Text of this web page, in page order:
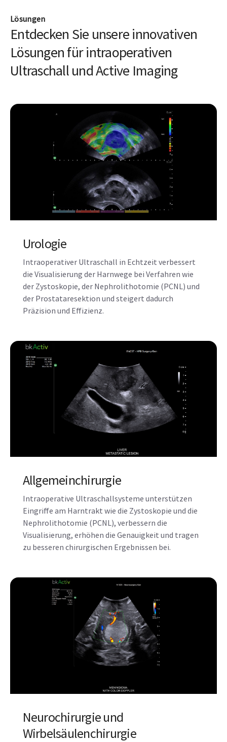
Lösungen
Entdecken Sie unsere innovativen
Lösungen für intraoperativen
Ultraschall und Active Imaging
Urologie
Intraoperativer Ultraschall in Echtzeit verbessert
die Visualisierung der Harnwege bei Verfahren wie
der Zystoskopie, der Nephrolithotomie (PCNL) und
der Prostataresektion und steigert dadurch
Präzision und Effizienz.
Allgemeinchirurgie
Intraoperative Ultraschallsysteme unterstützen
Eingriffe am Harntrakt wie die Zystoskopie und die
Nephrolithotomie (PCNL), verbessern die
Visualisierung, erhöhen die Genauigkeit und tragen
zu besseren chirurgischen Ergebnissen bei.
Neurochirurgie und
Wirbelsäulenchirurgie